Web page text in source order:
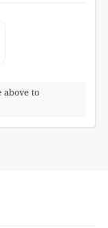
above to